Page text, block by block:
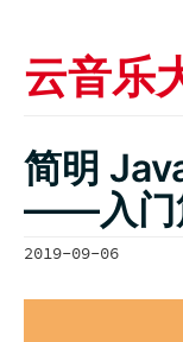
云音乐
简明
——入门
2019-09-06